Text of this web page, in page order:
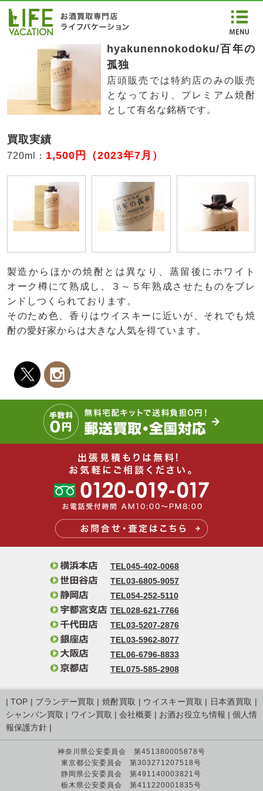
hyakunennokodoku/百年の
孤独
店頭販売では特約店のみの販売
となっており、プレミアム焼酎
として有名な銘柄です。
買取実績
720ml： 1,500円（2023年7月）
製造からほかの焼酎とは異なり、蒸留後にホワイト
オーク樽にて熟成し、３～５年熟成させたものをブレ
ンドしつくられております。
そのため色、香りはウイスキーに近いが、それでも焼
酎の愛好家からは大きな人気を得ています。
TEL045-402-0068
TEL03-6805-9057
TEL054-252-5110
TEL028-621-7766
TEL03-5207-2876
TEL03-5962-8077
TEL06-6796-8833
TEL075-585-2908
|TOP | ブランデー買取 | 焼酎買取 | ウイスキー買取 | 日本酒買取 |
シャンパン買取 | ワイン買取 | 会社概要 | お酒お役立ち情報 | 個人情
報保護方針 |
神奈川県公安委員会 第451380005878号
東京都公安委員会 第303271207518号
静岡県公安委員会 第491140003821号
栃木県公安委員会 第411220001835号